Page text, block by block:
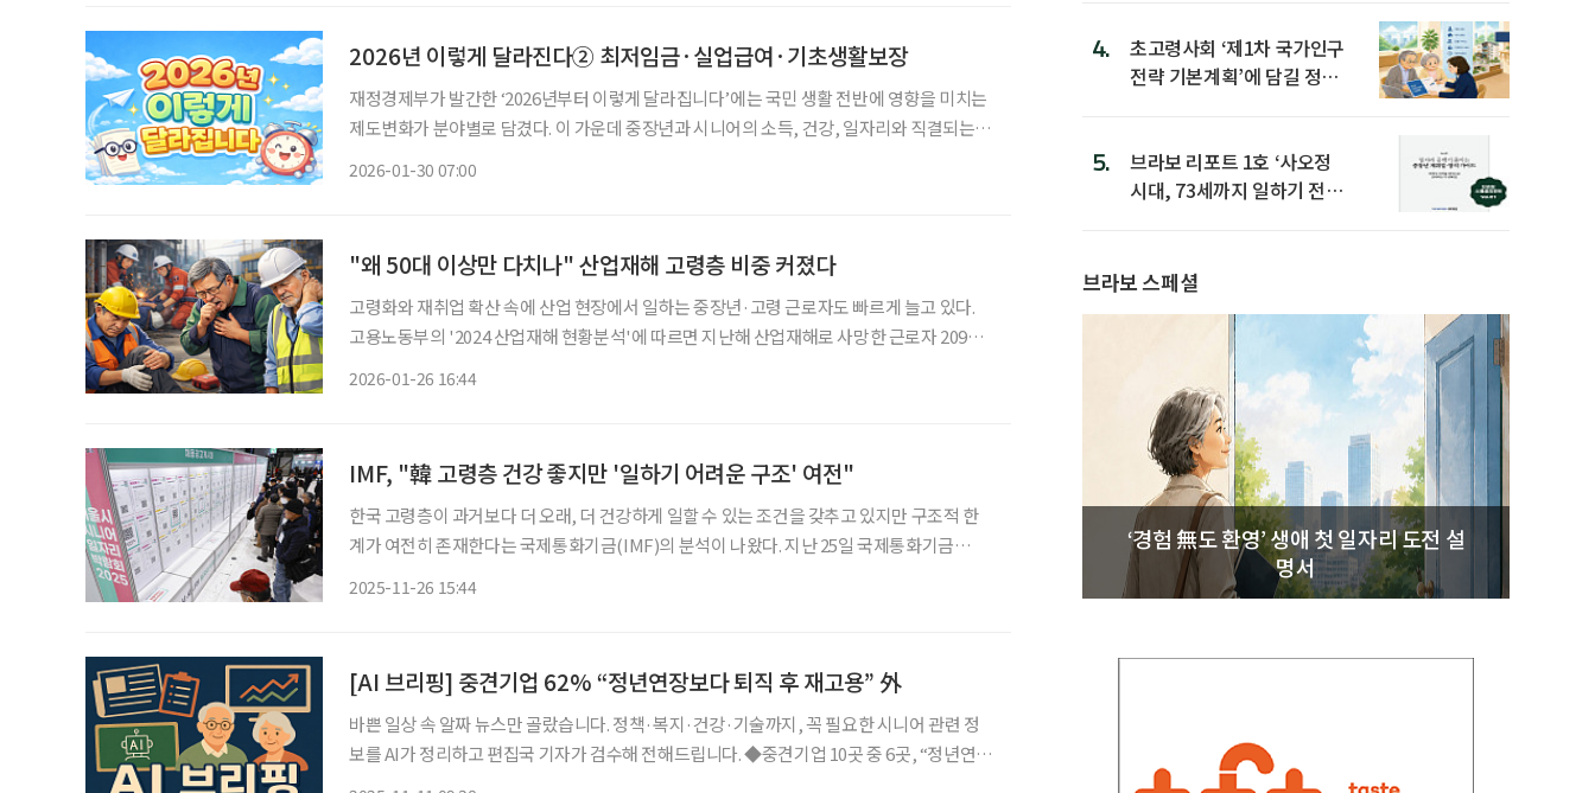
2026년 이렇게 달라진다② 최저임금·실업급여·기초생활보장
재정경제부가 발간한 ‘2026년부터 이렇게 달라집니다’에는 국민 생활 전반에 영향을 미치는
제도변화가 분야별로 담겼다. 이 가운데 중장년과 시니어의 소득, 건강, 일자리와 직결되는
2026-01-30 07:00
"왜 50대 이상만 다치나" 산업재해 고령층 비중 커졌다
고령화와 재취업 확산 속에 산업 현장에서 일하는 중장년·고령 근로자도 빠르게 늘고 있다.
고용노동부의 '2024 산업재해 현황분석'에 따르면 지난해 산업재해로 사망한 근로자 2098명
2026-01-26 16:44
IMF, "韓 고령층 건강 좋지만 '일하기 어려운 구조' 여전"
한국 고령층이 과거보다 더 오래, 더 건강하게 일할 수 있는 조건을 갖추고 있지만 구조적 한
계가 여전히 존재한다는 국제통화기금(IMF)의 분석이 나왔다. 지난 25일 국제통화기금
2025-11-26 15:44
[AI 브리핑] 중견기업 62% “정년연장보다 퇴직 후 재고용” 外
바쁜 일상 속 알짜 뉴스만 골랐습니다. 정책·복지·건강·기술까지, 꼭 필요한 시니어 관련 정
보를 AI가 정리하고 편집국 기자가 검수해 전해드립니다. ◆중견기업 10곳 중 6곳, “정년연장
4.
초고령사회 ‘제1차 국가인구
전략 기본계획’에 담길 정책
5.
브라보 리포트 1호 ‘사오정
시대, 73세까지 일하기 전략’
브라보 스페셜
‘경험 無도 환영’ 생애 첫 일자리 도전 설
명서